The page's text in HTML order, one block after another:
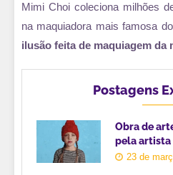
Mimi Choi coleciona milhões
na maquiadora mais famosa
ilusão feita de maquiagem da
Postagens
Obra de
pela artista
23 de